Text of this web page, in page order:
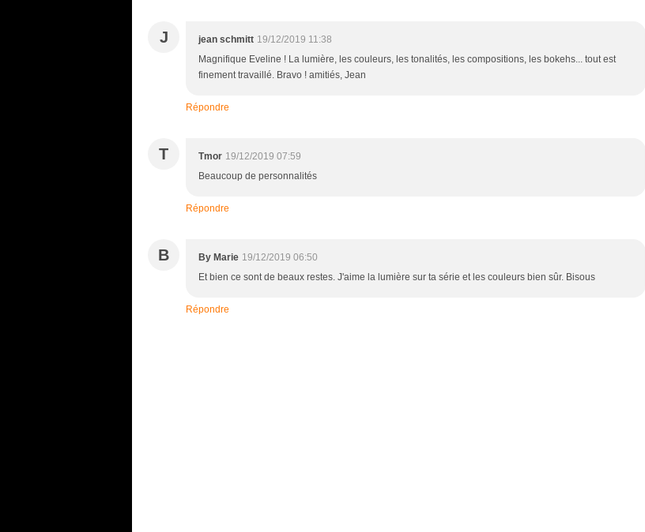
J jean schmitt 19/12/2019 11:38
Magnifique Eveline ! La lumière, les couleurs, les tonalités, les compositions, les bokehs... tout est
finement travaillé. Bravo ! amitiés, Jean
Répondre
T Tmor 19/12/2019 07:59
Beaucoup de personnalités
Répondre
B By Marie 19/12/2019 06:50
Et bien ce sont de beaux restes. J'aime la lumière sur ta série et les couleurs bien sûr. Bisous
Répondre